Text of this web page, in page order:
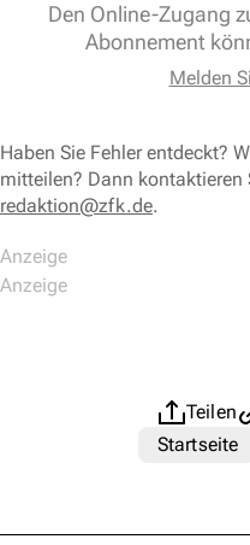
Den Online-Zugang
Abonnement
Melden
Haben Sie Fehler entdeckt?
mitteilen? Dann kontaktieren
redaktion@zfk.de.
Teilen
Startseite